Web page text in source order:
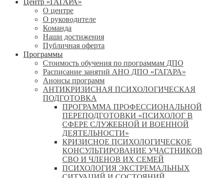
О центре
О руководителе
Команда
Наши достижения
Публичная оферта
Программы
Стоимость обучения по программам ДПО
Расписание занятий АНО ДПО «ГАГАРА»
Анонсы программ
АНТИКРИЗИСНАЯ ПСИХОЛОГИЧЕСКАЯ
ПОДГОТОВКА
ПРОГРАММА ПРОФЕССИОНАЛЬНОЙ
ПЕРЕПОДГОТОВКИ «ПСИХОЛОГ В
СФЕРЕ СЛУЖЕБНОЙ И ВОЕННОЙ
ДЕЯТЕЛЬНОСТИ»
КРИЗИСНОЕ ПСИХОЛОГИЧЕСКОЕ
КОНСУЛЬТИРОВАНИЕ УЧАСТНИКОВ
СВО И ЧЛЕНОВ ИХ СЕМЕЙ
ПСИХОЛОГИЯ ЭКСТРЕМАЛЬНЫХ